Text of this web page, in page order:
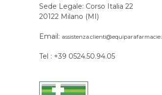
Sede Legale: Corso Italia 22
20122 Milano (MI)
Email:
Tel : +39 0524.50.94.05